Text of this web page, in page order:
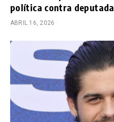
política contra deputada
ABRIL 16, 2026